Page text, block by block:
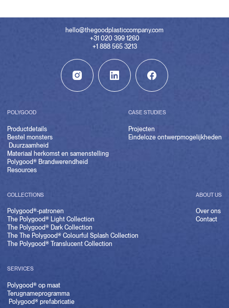
hello@thegoodplasticcompany.com
+31 020 399 1260
+1 888 565 3213
POLYGOOD
Productdetails
Bestel monsters
Duurzaamheid
Materiaal herkomst en samenstelling
Polygood® Brandwerendheid
Resources
CASE STUDIES
Projecten
Eindeloze ontwerpmogelijkheden
COLLECTIONS
Polygood®-patronen
The Polygood® Light Collection
The Polygood® Dark Collection
The The Polygood® Colourful Splash Collection
The Polygood® Translucent Collection
ABOUT US
Over ons
Contact
SERVICES
Polygood® op maat
Terugnameprogramma
Polygood® prefabricatie